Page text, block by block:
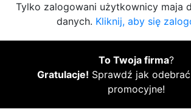
Tylko zalogowani użytkownicy maja
danych. Kliknij, aby się
To Twoja firma?
Gratulacje! Sprawdź jak odebrać
promocyjne!